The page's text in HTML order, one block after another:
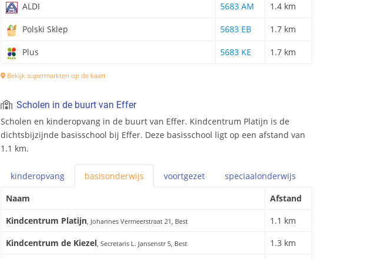
ALDI 5683 AM 1.4 km
Polski Sklep 5683 EB 1.7 km
Plus 5683 KE 1.7 km
Bekijk supermarkten op de kaart
Scholen in de buurt van Effer
Scholen en kinderopvang in de buurt van Effer. Kindcentrum Platijn is de
dichtsbijzijnde basisschool bij Effer. Deze basisschool ligt op een afstand van
1.1 km.
kinderopvang basisonderwijs voortgezet speciaalonderwijs
Naam
Afstand
Kindcentrum Platijn, Johannes Vermeerstraat 21, Best
1.1 km
Kindcentrum de Kiezel, Secretaris L. Jansenstr 5, Best
1.3 km